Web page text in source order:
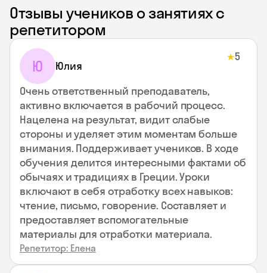
Отзывы учеников о занятиях с
репетитором
Ю Юлия
★5
Очень ответственный преподаватель,
активно включается в рабочий процесс.
Нацелена на результат, видит слабые
стороны и уделяет этим моментам больше
внимания. Поддерживает учеников. В ходе
обучения делится интересными фактами об
обычаях и традициях в Греции. Уроки
включают в себя отработку всех навыков:
чтение, письмо, говорение. Составляет и
предоставляет вспомогательные
материалы для отработки материала.
Репетитор: Елена